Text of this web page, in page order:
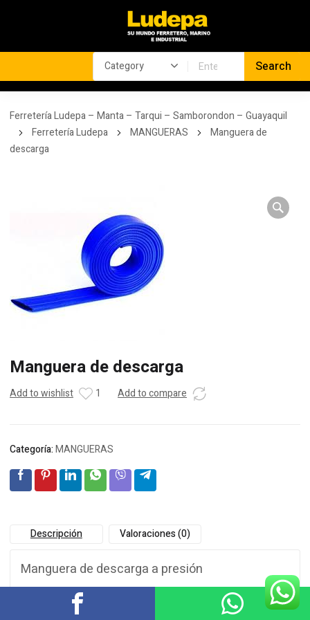
Ferretería Ludepa – Manta – Tarqui – Samborondon – Guayaquil
Ferretería Ludepa
MANGUERAS
Manguera de
descarga
Manguera de descarga
Add to wishlist 1 Add to compare
Categoría:MANGUERAS
Descripción Valoraciones (0)
Manguera de descarga a presión
CONSTRUCCIÓN